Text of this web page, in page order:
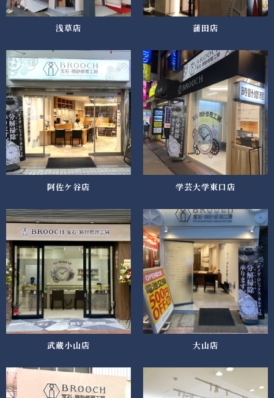
浅草店 蒲田店
阿佐ケ谷店 学芸大学東口店
武蔵小山店 大山店